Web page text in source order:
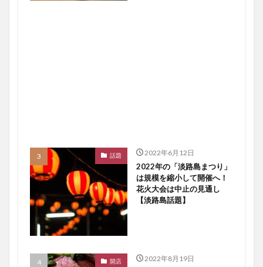
話題 2022年6月12日
2022年の「淡路島まつり」
は規模を縮小して開催へ！
花火大会は中止の見通し
【淡路島話題】
開店 2022年8月19日